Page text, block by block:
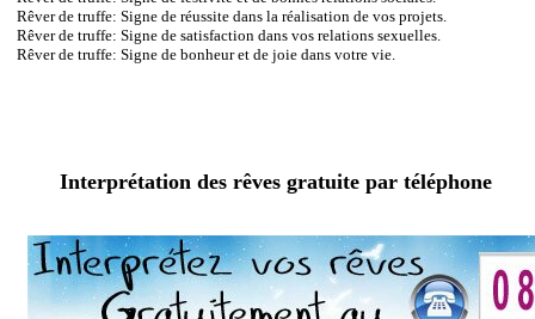
Rêver de truffe: Signe de réussite dans la réalisation de vos projets.
Rêver de truffe: Signe de satisfaction dans vos relations sexuelles.
Rêver de truffe: Signe de bonheur et de joie dans votre vie.
Interprétation des rêves gratuite par téléphone